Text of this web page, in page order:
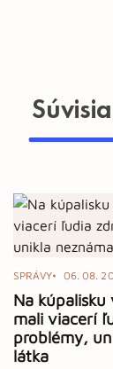
SPRÁVY 06. 08.
Na kúpalisku
mali viacerí
problémy,
látka